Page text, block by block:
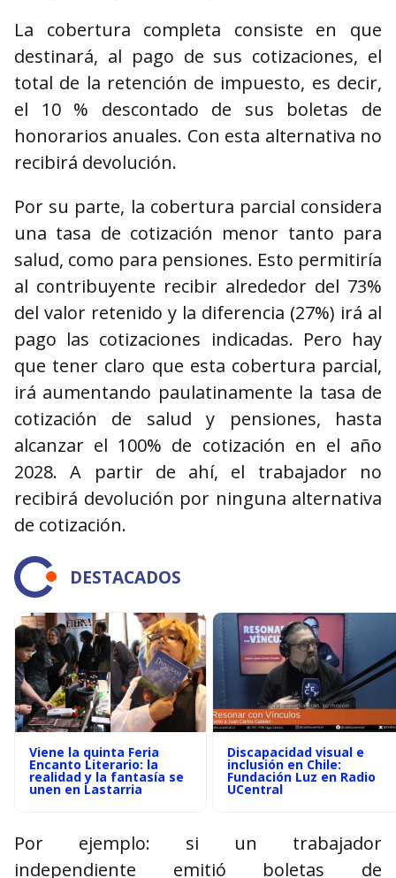
La cobertura completa consiste en que
destinará, al pago de sus cotizaciones, el
total de la retención de impuesto, es decir,
el 10 % descontado de sus boletas de
honorarios anuales. Con esta alternativa no
recibirá devolución.
Por su parte, la cobertura parcial considera
una tasa de cotización menor tanto para
salud, como para pensiones. Esto permitiría
al contribuyente recibir alrededor del 73%
del valor retenido y la diferencia (27%) irá al
pago las cotizaciones indicadas. Pero hay
que tener claro que esta cobertura parcial,
irá aumentando paulatinamente la tasa de
cotización de salud y pensiones, hasta
alcanzar el 100% de cotización en el año
2028. A partir de ahí, el trabajador no
recibirá devolución por ninguna alternativa
de cotización.
DESTACADOS
Viene la quinta Feria
Encanto Literario: la
realidad y la fantasía se
unen en Lastarria
Discapacidad visual e
inclusión en Chile:
Fundación Luz en Radio
UCentral
Por ejemplo: si un trabajador
independiente emitió boletas de